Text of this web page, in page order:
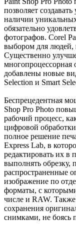
позволяет
наличии
обязательно
фотографов. Corel
выбором для людей,
Существенно
многопроцессорная
добавлены новые
Selection и Smart
Беспрецедентная
Shop Pro Photo
рабочий процесс,
цифровой
полное решение
Express Lab, в
редактировать их
выполнять обрезку,
распространенные
изображение по
форматы, с
числе и RAW.
сохранения
снимками, не боясь